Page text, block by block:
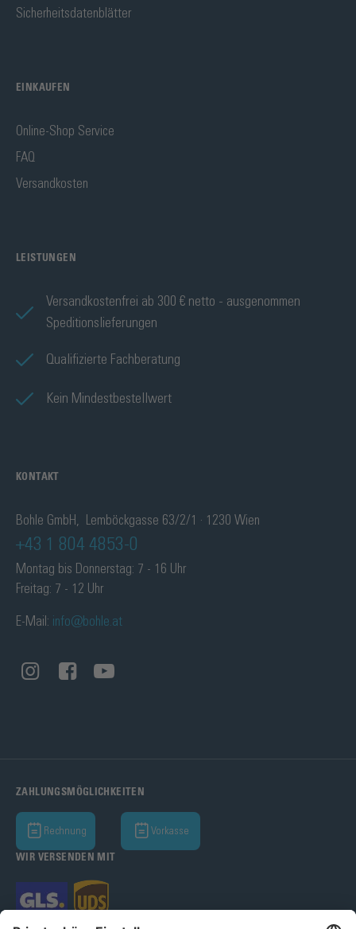
Sicherheitsdatenblätter
EINKAUFEN
Online-Shop Service
FAQ
Versandkosten
LEISTUNGEN
Versandkostenfrei ab 300 € netto - ausgenommen
Speditionslieferungen
Qualifizierte Fachberatung
Kein Mindestbestellwert
KONTAKT
Bohle GmbH, Lemböckgasse 63/2/1 · 1230 Wien
+43 1 804 4853-0
Montag bis Donnerstag: 7 - 16 Uhr
Freitag: 7 - 12 Uhr
E-Mail: info@bohle.at
ZAHLUNGSMÖGLICHKEITEN
Rechnung Vorkasse
WIR VERSENDEN MIT